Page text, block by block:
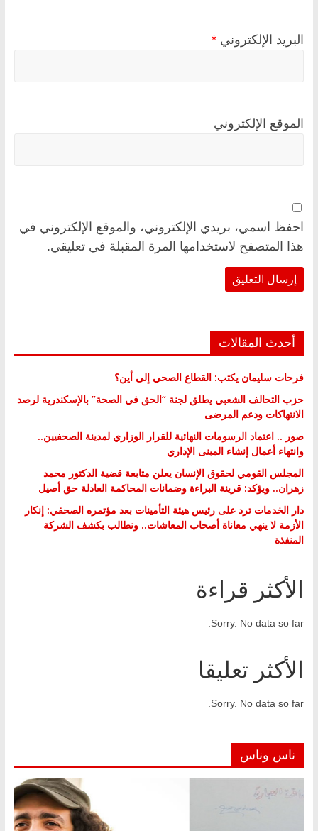
البريد الإلكتروني *
الموقع الإلكتروني
احفظ اسمي، بريدي الإلكتروني، والموقع الإلكتروني في
هذا المتصفح لاستخدامها المرة المقبلة في تعليقي.
أحدث المقالات
فرحات سليمان يكتب: القطاع الصحي إلى أين؟
حزب التحالف الشعبي يطلق لجنة “الحق في الصحة” بالإسكندرية لرصد
الانتهاكات ودعم المرضى
صور .. اعتماد الرسومات النهائية للقرار الوزاري لمدينة الصحفيين..
وانتهاء أعمال إنشاء المبنى الإداري
المجلس القومي لحقوق الإنسان يعلن متابعة قضية الدكتور محمد
زهران.. ويؤكد: قرينة البراءة وضمانات المحاكمة العادلة حق أصيل
دار الخدمات ترد على رئيس هيئة التأمينات بعد مؤتمره الصحفي: إنكار
الأزمة لا ينهي معاناة أصحاب المعاشات.. ونطالب بكشف الشركة
المنفذة
الأكثر قراءة
Sorry. No data so far.
الأكثر تعليقا
Sorry. No data so far.
ناس وناس